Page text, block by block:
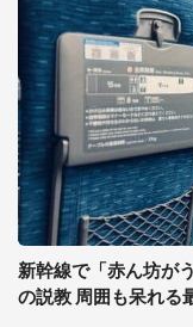
新幹線で「赤ん坊が
の説教 周囲も呆れる